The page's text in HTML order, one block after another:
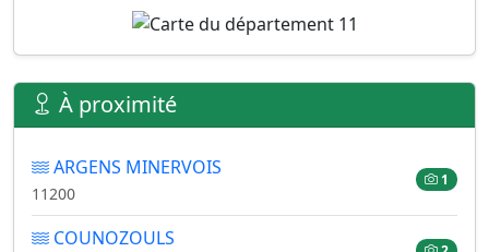
À proximité
ARGENS MINERVOIS
11200
1
COUNOZOULS